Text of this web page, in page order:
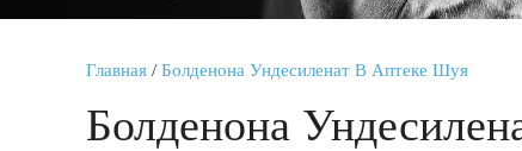
Главная / Болденона Ундесиленат В Аптеке Шуя
Болденона